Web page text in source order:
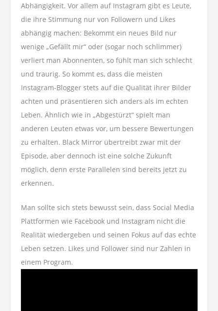
Abhängigkeit. Vor allem auf Instagram gibt es Leute,
die ihre Stimmung nur von Followern und Likes
abhängig machen: Bekommt ein neues Bild nur
wenige „Gefällt mir“ oder (sogar noch schlimmer)
verliert man Abonnenten, so fühlt man sich schlecht
und traurig. So kommt es, dass die meisten
Instagram-Blogger stets auf die Qualität ihrer Bilder
achten und präsentieren sich anders als im echten
Leben. Ähnlich wie in „Abgestürzt“ spielt man
anderen Leuten etwas vor, um bessere Bewertungen
zu erhalten. Black Mirror übertreibt zwar mit der
Episode, aber dennoch ist eine solche Zukunft
möglich, denn erste Parallelen sind bereits jetzt zu
erkennen.
Man sollte sich stets bewusst sein, dass Social Media
Plattformen wie Facebook und Instagram nicht die
Realität wiedergeben und seinen Fokus auf das echte
Leben setzen. Likes und Follower sind nur Zahlen in
einem Program.